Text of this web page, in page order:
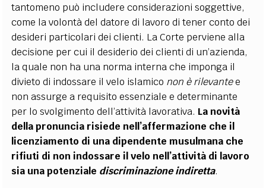
tantomeno può includere considerazioni soggettive,
come la volontà del datore di lavoro di tener conto dei
desideri particolari dei clienti. La Corte perviene alla
decisione per cui il desiderio dei clienti di un’azienda,
la quale non ha una norma interna che imponga il
divieto di indossare il velo islamico non è rilevantee
non assurge a requisito essenziale e determinante
per lo svolgimento dell’attività lavorativa. La novità
della pronuncia risiede nell’affermazione che il
licenziamento di una dipendente musulmana che
rifiuti di non indossare il velo nell’attività di lavoro
sia una potenziale discriminazione indiretta.